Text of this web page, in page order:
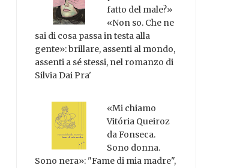
fatto del male?»
«Non so. Che ne
sai di cosa passa in testa alla
gente»: brillare, assenti al mondo,
assenti a sé stessi, nel romanzo di
Silvia Dai Pra'
«Mi chiamo
Vitória Queiroz
da Fonseca.
Sono donna.
Sono nera»: "Fame di mia madre",